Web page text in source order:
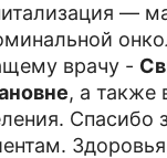
—
врачу -
, а также
Спасибо